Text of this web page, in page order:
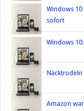
Windows
sofort
Windows
Amazon